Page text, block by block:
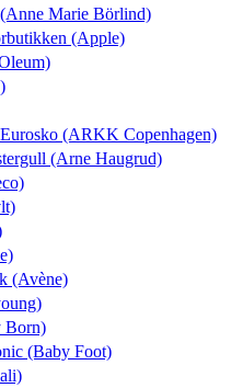
Marie Börlind)
(Apple)
(ARKK Copenhagen)
(Arne Haugrud)
(Avène)
Born)
(Baby Foot)